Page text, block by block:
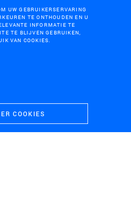
UW GEBRUIKERSERVARING
TE ONTHOUDEN EN U
INFORMATIE TE
TE BLIJVEN GEBRUIKEN,
VAN COOKIES.
COOKIES